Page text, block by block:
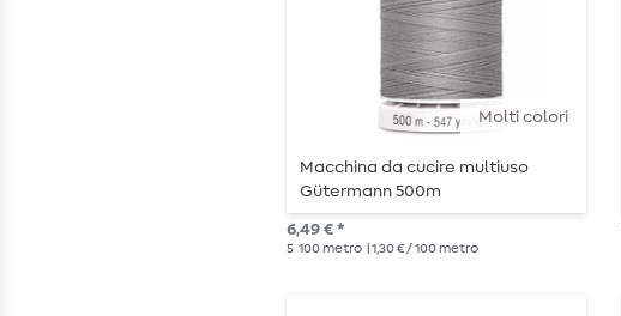
Molti colori
Macchina da cucire multiuso
Gütermann 500m
6,49 € *
5 100 metro | 1,30 € / 100 metro